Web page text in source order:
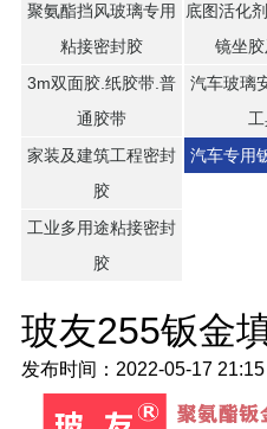
聚氨酯挡风玻璃专用
粘接密封胶
底图活化
镜坐
3m双面胶.纸胶带.普
通胶带
汽车玻璃
家装及建筑工程密封
胶
汽车专用
工业多用途粘接密封
胶
玻友255钣金
发布时间：2022-05-17 21:15